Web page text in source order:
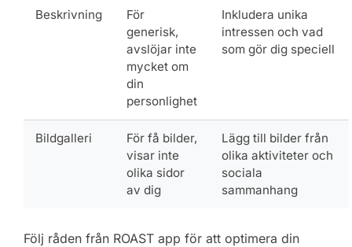
Beskrivning
För
generisk,
avslöjar inte
mycket om
din
personlighet
Inkludera unika
intressen och vad
som gör dig speciell
Bildgalleri
För få bilder,
visar inte
olika sidor
av dig
Lägg till bilder från
olika aktiviteter och
sociala
sammanhang
Följ råden från ROAST app för att optimera din